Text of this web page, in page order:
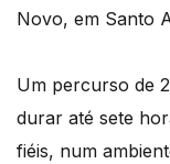
Novo, em Santo
Um percurso de
durar até sete
fiéis, num